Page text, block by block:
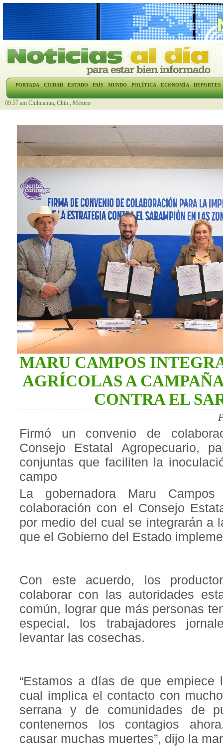
PORTADA CIUDAD ESTADO PAÍS MUNDO POLÍTICA ECONOMÍA DEPORTES
09:57 am Chihuahua, Chih., México
MARU CAMPOS
AGRÍCOLAS A
CONTRA EL
Firmó un convenio de
Consejo Estatal Agropecuario,
conjuntas que faciliten la
campo
La gobernadora Maru
colaboración con el Consejo
por medio del cual se integrarán a
que el Gobierno del Estado
Con este acuerdo, los
colaborar con las autoridades
común, lograr que más personas
especial, los trabajadores
levantar las cosechas.
“Estamos a días de que
cual implica el contacto con
serrana y de comunidades de
contenemos los contagios
causar muchas muertes”, dijo la